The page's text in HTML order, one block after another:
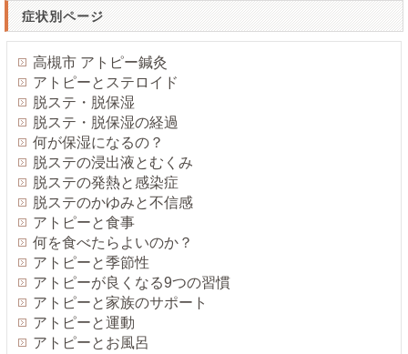
症状別ページ
高槻市 アトピー鍼灸
アトピーとステロイド
脱ステ・脱保湿
脱ステ・脱保湿の経過
何が保湿になるの？
脱ステの浸出液とむくみ
脱ステの発熱と感染症
脱ステのかゆみと不信感
アトピーと食事
何を食べたらよいのか？
アトピーと季節性
アトピーが良くなる9つの習慣
アトピーと家族のサポート
アトピーと運動
アトピーとお風呂